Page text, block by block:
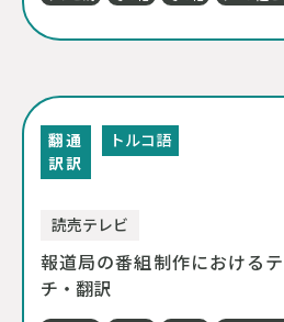
翻
訳
通
訳
トルコ語
読売テレビ
報道局の番組制作における
チ・翻訳